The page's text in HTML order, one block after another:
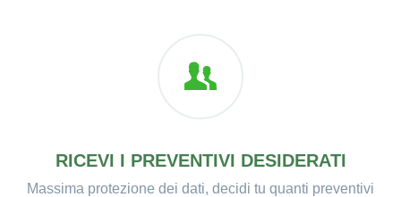
RICEVI I PREVENTIVI DESIDERATI
Massima protezione dei dati, decidi tu quanti preventivi